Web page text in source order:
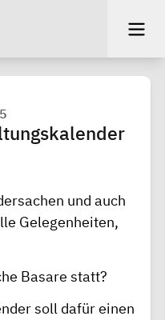
und auch
Gelegenheiten,
Basare statt?
soll dafür einen